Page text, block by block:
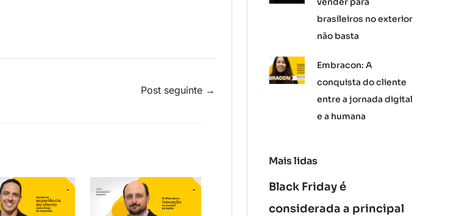
Post seguinte →
brasileiros no exterior
não basta
Embracon: A
conquista do cliente
entre a jornada digital
e a humana
Mais lidas
Black Friday é
considerada a principal